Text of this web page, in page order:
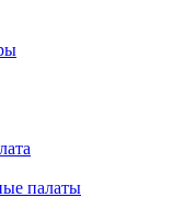
палаты